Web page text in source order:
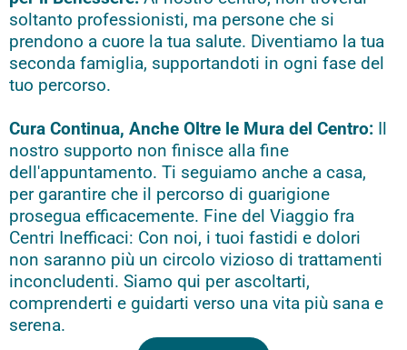
soltanto professionisti, ma persone che si
prendono a cuore la tua salute. Diventiamo la tua
seconda famiglia, supportandoti in ogni fase del
tuo percorso.
Cura Continua, Anche Oltre le Mura del Centro: Il
nostro supporto non finisce alla fine
dell'appuntamento. Ti seguiamo anche a casa,
per garantire che il percorso di guarigione
prosegua efficacemente. Fine del Viaggio fra
Centri Inefficaci: Con noi, i tuoi fastidi e dolori
non saranno più un circolo vizioso di trattamenti
inconcludenti. Siamo qui per ascoltarti,
comprenderti e guidarti verso una vita più sana e
serena.